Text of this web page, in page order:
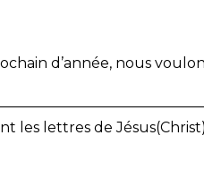
d’année, nous
les lettres de